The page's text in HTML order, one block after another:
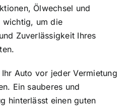
Ölwechsel und
wichtig, um die
Zuverlässigkeit Ihres
Auto vor jeder Vermietung
Ein sauberes und
hinterlässt einen guten